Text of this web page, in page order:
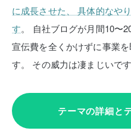
に成長させた、
具体的なや
す。
自社ブログが月間10〜
宣伝費を全くかけずに事業
す。
その威力は凄まじいです
テーマの詳細と